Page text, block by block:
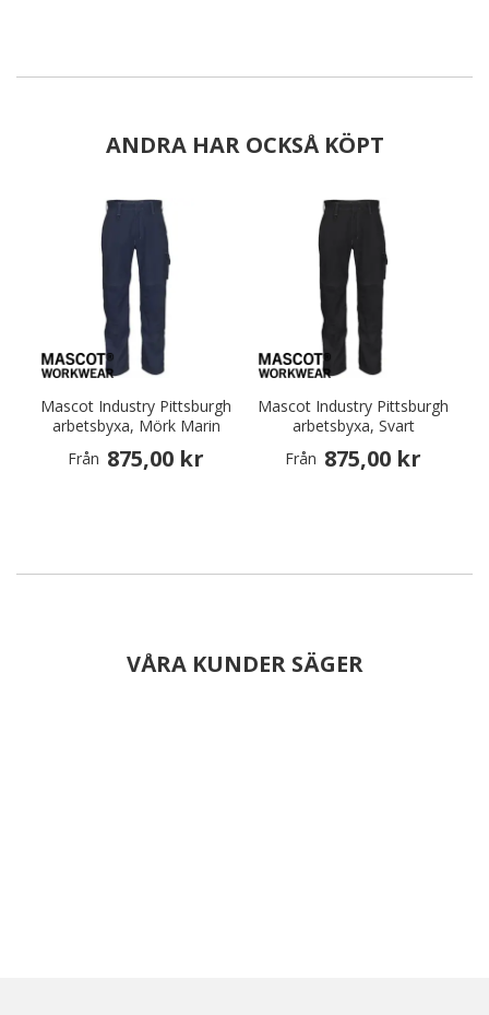
ANDRA HAR OCKSÅ KÖPT
Mascot Industry Pittsburgh
arbetsbyxa, Mörk Marin
Från 875,00 kr
Mascot Industry Pittsburgh
arbetsbyxa, Svart
Från 875,00 kr
VÅRA KUNDER SÄGER